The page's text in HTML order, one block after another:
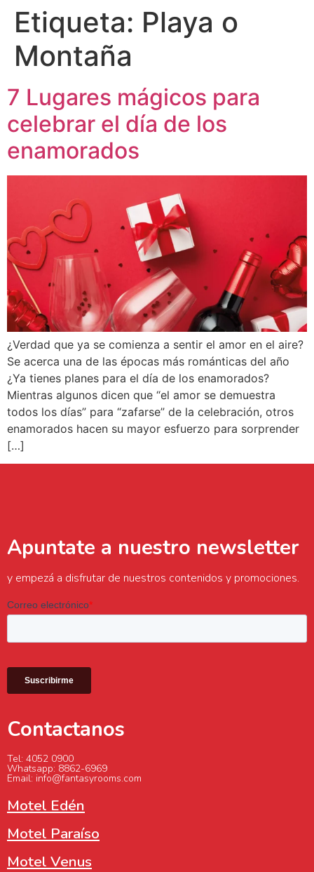
Etiqueta: Playa o
Montaña
7 Lugares mágicos para
celebrar el día de los
enamorados
¿Verdad que ya se comienza a sentir el amor en el aire?
Se acerca una de las épocas más románticas del año
¿Ya tienes planes para el día de los enamorados?
Mientras algunos dicen que “el amor se demuestra
todos los días” para “zafarse” de la celebración, otros
enamorados hacen su mayor esfuerzo para sorprender
[…]
Apuntate a nuestro newsletter
y empezá a disfrutar de nuestros contenidos y promociones.
Contactanos
Tel: 4052 0900
Whatsapp: 8862-6969
Email: info@fantasyrooms.com
Motel Edén
Motel Paraíso
Motel Venus